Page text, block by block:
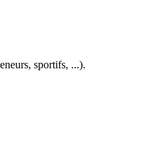
sportifs, ...).